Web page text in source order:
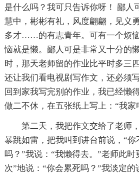
是什么吗？我可只告诉你呀！ 鄙人
慧中，彬彬有礼，风度翩翩，见义
多才……的有志青年。可有一个烦
恼就是懒。鄙人可是非常又十分的
时，那天老师留的作业比平时多三
还让我们看电视剧写作文，还必须
回到家我写完别的作业，我已经懒
做二不休，在五张纸上写上：“我家
第二天，我把作文交给了老师，
暴跳如雷，把我叫到讲台前说，“
吗？”我说：“我懒得去。”老师此
次”地说：“你会累死吗？”我淡定的